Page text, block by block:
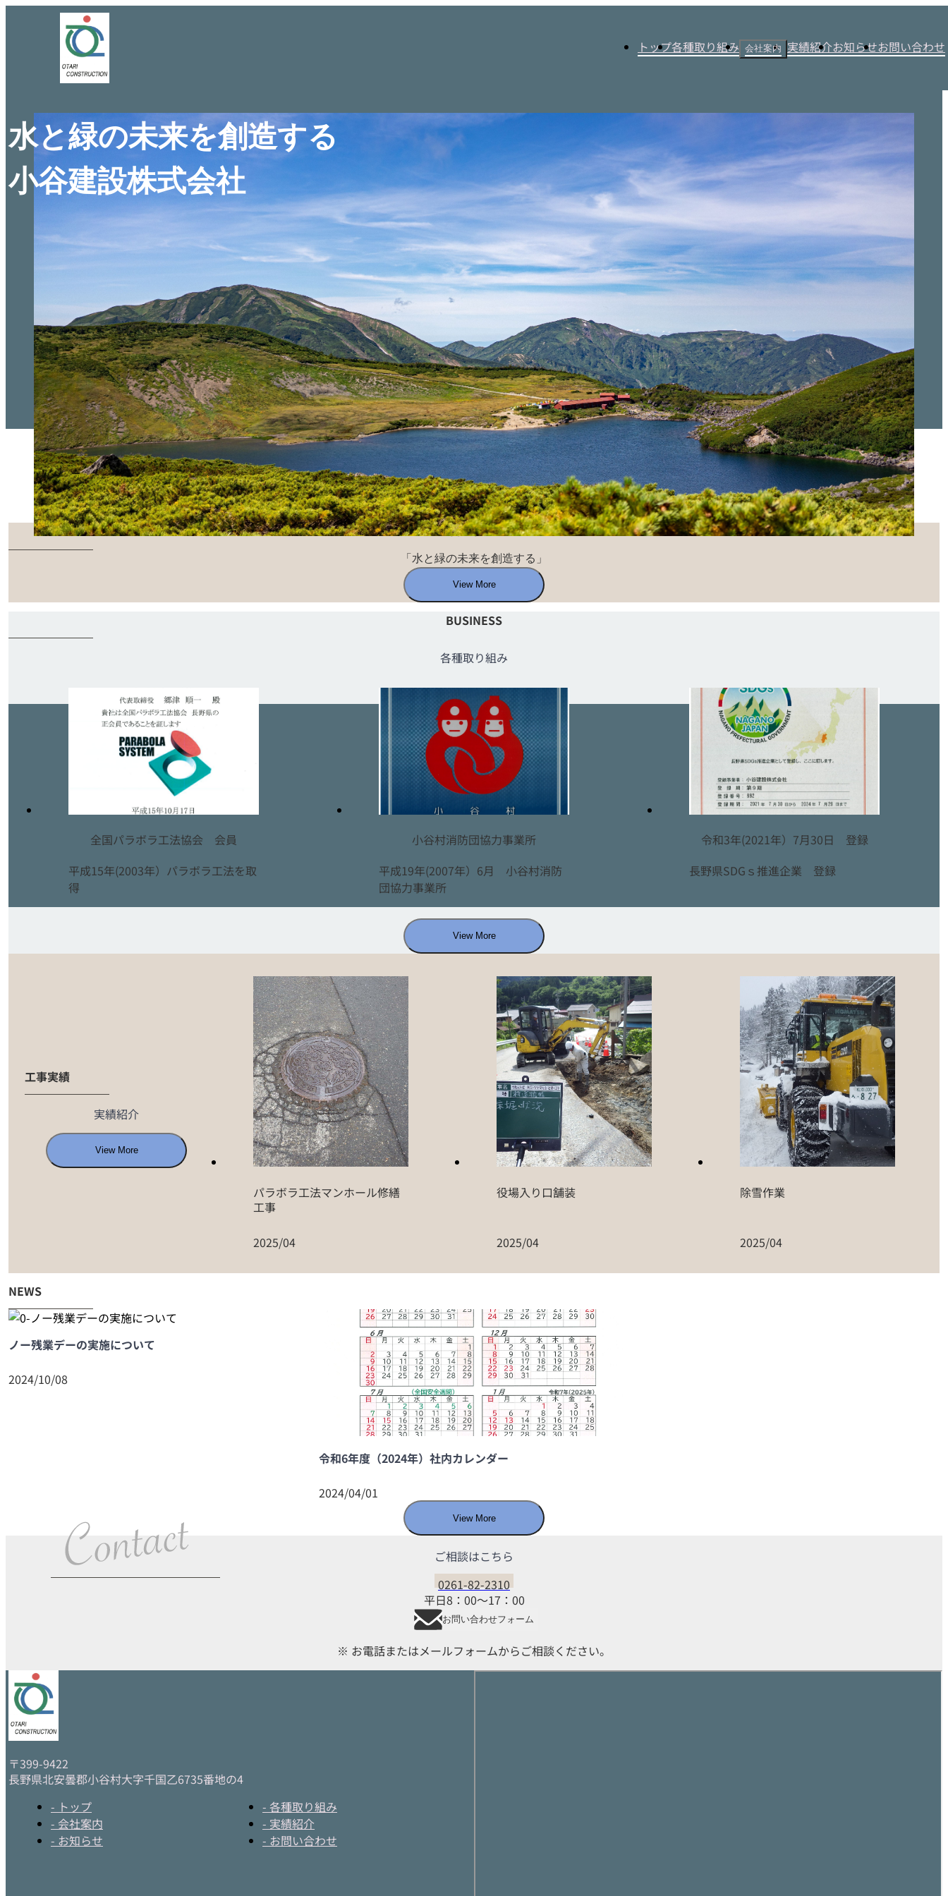
トップ各種取り組み 会社案内 実績紹介お知らせお問い合わせ
水と緑の未来を創造する
小谷建設株式会社
CONCEPT
「水と緑の未来を創造する」
View More
BUSINESS
各種取り組み
全国パラボラ工法協会 会員
平成15年(2003年）パラボラ工法を取
得
小谷村消防団協力事業所
平成19年(2007年）6月 小谷村消防
団協力事業所
令和3年(2021年）7月30日 登録
長野県SDGｓ推進企業 登録
View More
工事実績
実績紹介
View More
パラボラ工法マンホール修繕
工事
2025/04
役場入り口舗装
2025/04
除雪作業
2025/04
NEWS
ノー残業デーの実施について
2024/10/08
令和6年度（2024年）社内カレンダー
2024/04/01
View More
ご相談はこちら
0261-82-2310
平日8：00～17：00
お問い合わせフォーム
※ お電話またはメールフォームからご相談ください。
〒399-9422
長野県北安曇郡小谷村大字千国乙6735番地の4
- トップ
- 各種取り組み
- 会社案内
- 実績紹介
- お知らせ
- お問い合わせ